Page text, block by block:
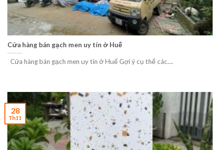
Cửa hàng bán gạch men uy tín ở Huế
Cửa hàng bán gạch men uy tín ở Huế Gợi ý cụ thể các....
28
Th11